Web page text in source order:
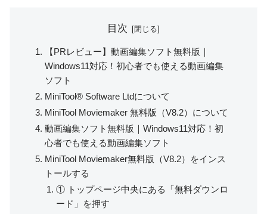
目次
【PRレビュー】動画編集ソフト無料版｜
Windows11対応！初心者でも使える動画編集
ソフト
MiniTool® Software Ltdについて
MiniTool Moviemaker 無料版（V8.2）について
動画編集ソフト無料版｜Windows11対応！初
心者でも使える動画編集ソフト
MiniTool Moviemaker無料版（V8.2）をインス
トールする
① トップページ中央にある「無料ダウンロ
ード」を押す